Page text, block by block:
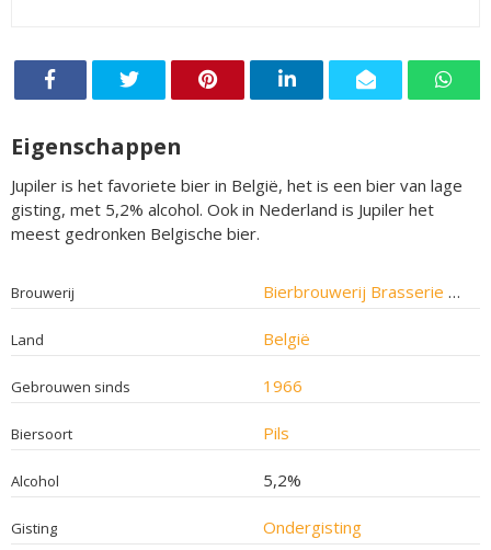
Eigenschappen
Jupiler is het favoriete bier in België, het is een bier van lage
gisting, met 5,2% alcohol. Ook in Nederland is Jupiler het
meest gedronken Belgische bier.
Brouwerij Bierbrouwerij Brasserie Piedboeuf
Land België
Gebrouwen sinds 1966
Biersoort Pils
Alcohol 5,2%
Gisting Ondergisting